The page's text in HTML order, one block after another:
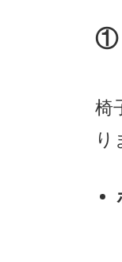
①
椅
り